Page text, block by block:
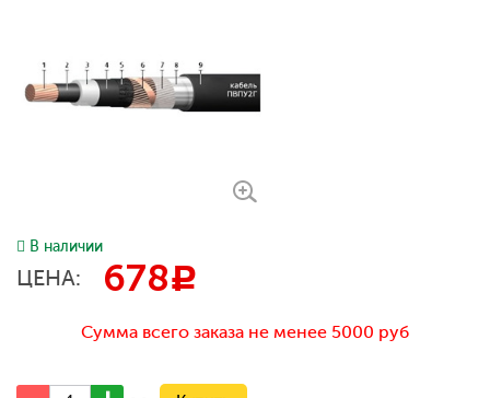
В наличии
ЦЕНА: 678c
Сумма всего заказа не менее 5000 руб